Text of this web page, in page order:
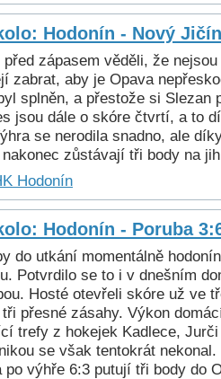
Hodonín - Nový
před zápasem věděli, že
zabrat, aby je Opava
splněn, a přestože si Slezan
jsou dále o skóre čtvrtí, a to
se nerodila snadno, ale
zůstávají tři body na
Hodonín
Hodonín - Poruba
do utkání momentálně
Potvrdilo se to i v dnešním
Hosté otevřeli skóre už ve
přesné zásahy. Výkon
trefy z hokejek Kadlece,
se však tentokrát
po výhře 6:3 putují tři body do